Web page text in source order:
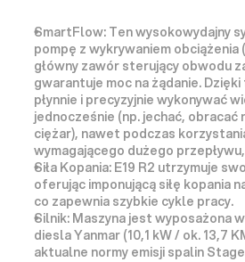
SmartFlow: Ten wysokowydajny
pompę z wykrywaniem obciążenia (
główny zawór sterujący obwodu
gwarantuje moc na żądanie.
płynnie i precyzyjnie wykonywać
jednocześnie (np. jechać, obracać
ciężar), nawet podczas
wymagającego dużego
Siła Kopania: E19 R2 utrzymuje
oferując imponującą siłę kopania
co zapewnia szybkie cykle pracy.
Silnik: Maszyna jest wyposażona
diesla Yanmar (10,1 kW / ok. 13,7
aktualne normy emisji spalin